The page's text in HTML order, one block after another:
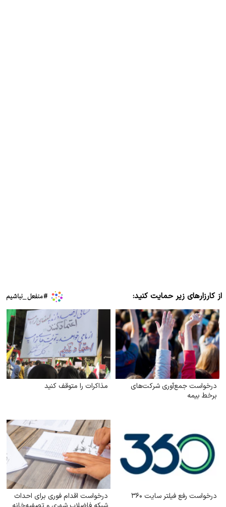
از کارزارهای زیر حمایت کنید:
درخواست جمع‌آوری شرکت‌های
برخط بیمه
مذاکرات را متوقف کنید
درخواست رفع فیلتر سایت ۳۶۰
درخواست اقدام فوری برای احداث